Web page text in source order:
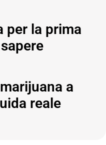
per la prima
a
reale